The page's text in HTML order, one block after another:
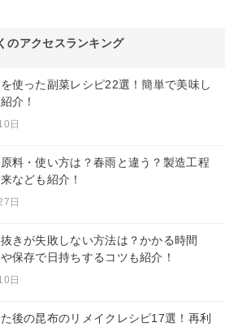
のアクセスランキング
使った副菜レシピ22選！簡単で美味し
介！
日
料・使い方は？春雨と違う？製造工程
なども紹介！
日
きが失敗しない方法は？かかる時間
保存で日持ちするコツも紹介！
日
後の昆布のリメイクレシピ17選！再利